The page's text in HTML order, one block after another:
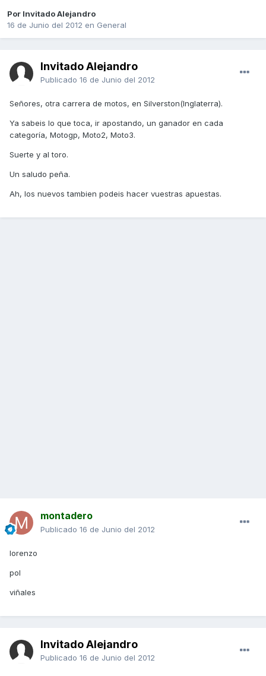
Por Invitado Alejandro
16 de Junio del 2012 en General
Invitado Alejandro
Publicado 16 de Junio del 2012
Señores, otra carrera de motos, en Silverston(Inglaterra).
Ya sabeis lo que toca, ir apostando, un ganador en cada
categoría, Motogp, Moto2, Moto3.
Suerte y al toro.
Un saludo peña.
Ah, los nuevos tambien podeis hacer vuestras apuestas.
montadero
Publicado 16 de Junio del 2012
lorenzo
pol
viñales
Invitado Alejandro
Publicado 16 de Junio del 2012